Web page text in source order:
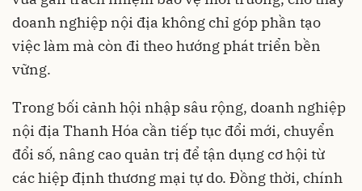
doanh nghiệp nội địa không chỉ góp phần tạo
việc làm mà còn đi theo hướng phát triển bền
vững.
Trong bối cảnh hội nhập sâu rộng, doanh nghiệp
nội địa Thanh Hóa cần tiếp tục đổi mới, chuyển
đổi số, nâng cao quản trị để tận dụng cơ hội từ
các hiệp định thương mại tự do. Đồng thời, chính